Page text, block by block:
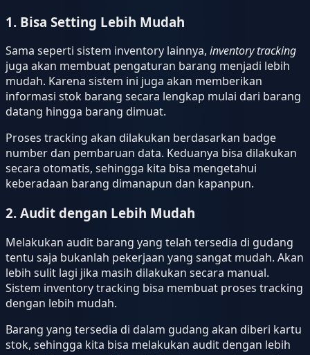
1. Bisa Setting Lebih Mudah
Sama seperti sistem inventory lainnya, inventory tracking
juga akan membuat pengaturan barang menjadi lebih
mudah. Karena sistem ini juga akan memberikan
informasi stok barang secara lengkap mulai dari barang
datang hingga barang dimuat.
Proses tracking akan dilakukan berdasarkan badge
number dan pembaruan data. Keduanya bisa dilakukan
secara otomatis, sehingga kita bisa mengetahui
keberadaan barang dimanapun dan kapanpun.
2. Audit dengan Lebih Mudah
Melakukan audit barang yang telah tersedia di gudang
tentu saja bukanlah pekerjaan yang sangat mudah. Akan
lebih sulit lagi jika masih dilakukan secara manual.
Sistem inventory tracking bisa membuat proses tracking
dengan lebih mudah.
Barang yang tersedia di dalam gudang akan diberi kartu
stok, sehingga kita bisa melakukan audit dengan lebih